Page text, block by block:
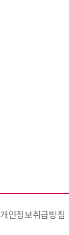
개인정보취급방침